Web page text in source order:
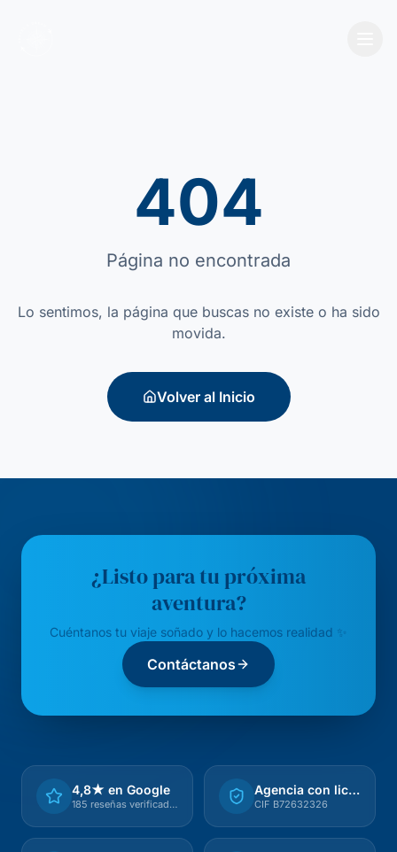
404
Página no encontrada
Lo sentimos, la página que buscas no existe o ha sido
movida.
Volver al Inicio
¿Listo para tu próxima
aventura?
Cuéntanos tu viaje soñado y lo hacemos realidad ✨
Contáctanos
4,8★ en Google
185 reseñas verificadas
Agencia con licencia
CIF B72632326